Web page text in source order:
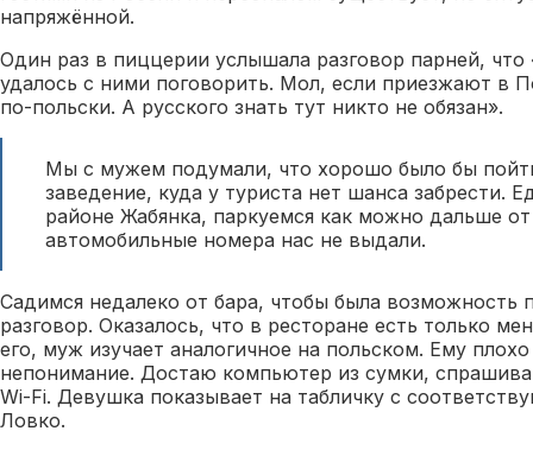
напряжённой.
Один раз в пиццерии услышала разговор парней, что
удалось с ними поговорить. Мол, если приезжают в
по-польски. А русского знать тут никто не обязан».
Мы с мужем подумали, что хорошо было бы
заведение, куда у туриста нет шанса забрести.
районе Жабянка, паркуемся как можно дальше
автомобильные номера нас не выдали.
Садимся недалеко от бара, чтобы была возможность
разговор. Оказалось, что в ресторане есть только
его, муж изучает аналогичное на польском. Ему
непонимание. Достаю компьютер из сумки,
Wi-Fi. Девушка показывает на табличку с
Ловко.